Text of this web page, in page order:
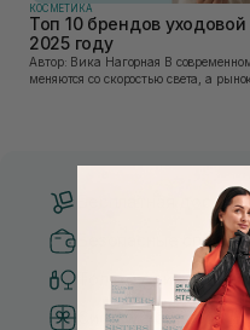
КОСМЕТИКА
Топ 10 брендов
2025 году
Автор: Вика Нагорная В современном мире, где тренды
меняются со скоростью света, а
Бесплатная
Безопасные
Только
Система бонусов и